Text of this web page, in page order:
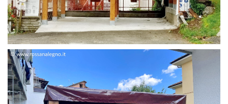
STRUTTURA DUE FALDE